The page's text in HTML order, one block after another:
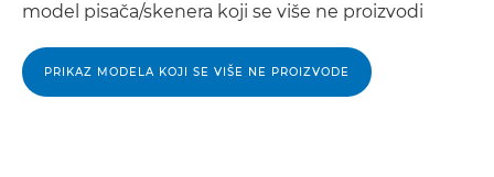
model pisača/skenera koji se više ne proizvodi
PRIKAZ MODELA KOJI SE VIŠE NE PROIZVODE